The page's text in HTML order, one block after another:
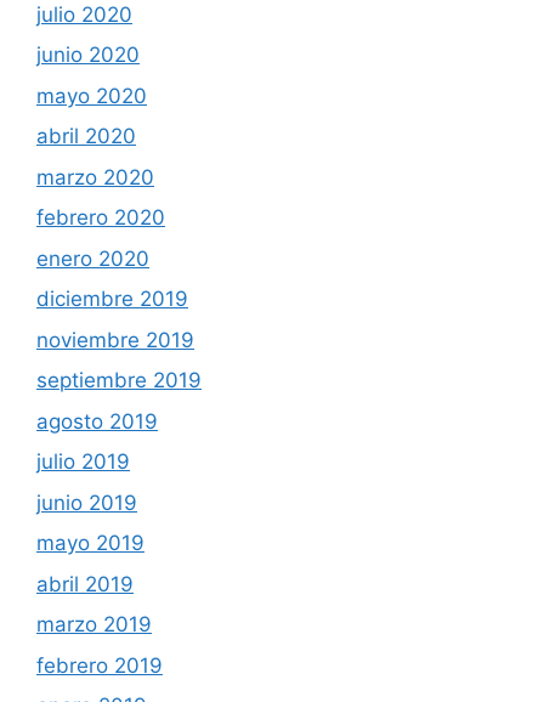
julio 2020
junio 2020
mayo 2020
abril 2020
marzo 2020
febrero 2020
enero 2020
diciembre 2019
noviembre 2019
septiembre 2019
agosto 2019
julio 2019
junio 2019
mayo 2019
abril 2019
marzo 2019
febrero 2019